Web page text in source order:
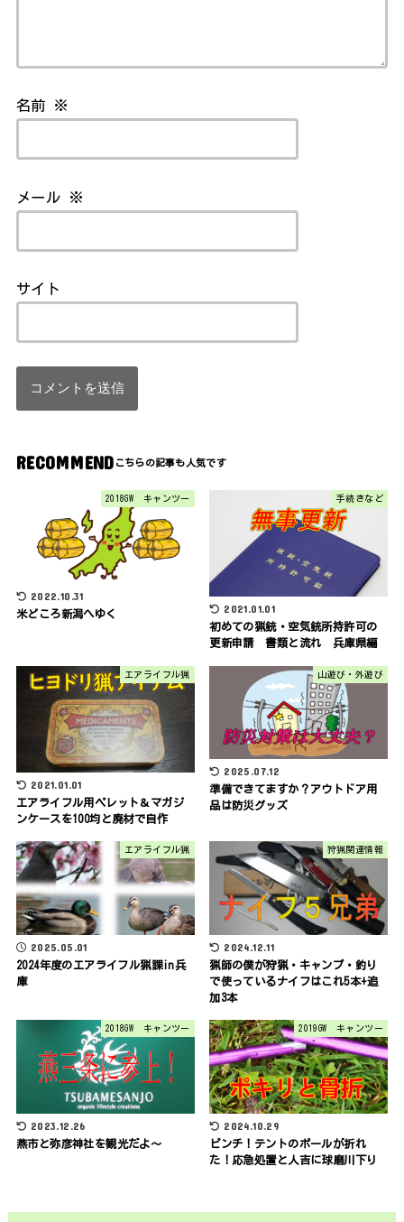
名前 ※
メール ※
サイト
RECOMMEND
2018GW キャンツー
2022.10.31
米どころ新潟へゆく
手続きなど
2021.01.01
初めての猟銃・空気銃所持許可の
更新申請 書類と流れ 兵庫県編
エアライフル猟
2021.01.01
エアライフル用ペレット＆マガジ
ンケースを100均と廃材で自作
山遊び・外遊び
2025.07.12
準備できてますか？アウトドア用
品は防災グッズ
エアライフル猟
2025.05.01
2024年度のエアライフル猟課in兵
庫
狩猟関連情報
2024.12.11
猟師の僕が狩猟・キャンプ・釣り
で使っているナイフはこれ5本+追
加3本
2018GW キャンツー
2023.12.26
燕市と弥彦神社を観光だよ～
2019GW キャンツー
2024.10.29
ピンチ！テントのポールが折れ
た！応急処置と人吉に球磨川下り